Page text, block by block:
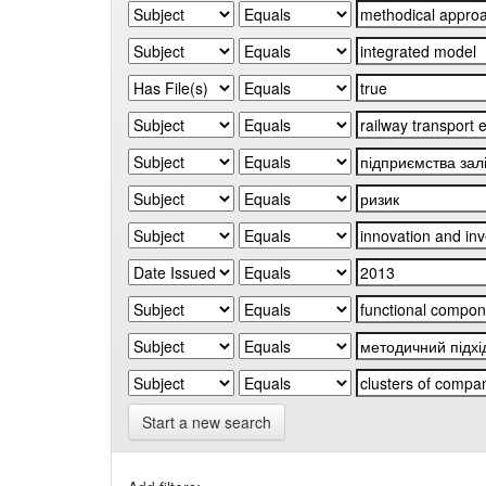
Start a new search